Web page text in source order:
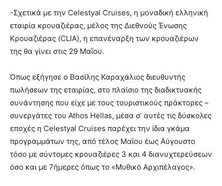
-Σχετικά με την Celestyal Cruises, η μοναδική ελληνική
εταιρία κρουαζιέρας, μέλος της Διεθνούς Ένωσης
Κρουαζιέρας (CLIA), η επανέναρξη των κρουαζιέρων
της θα γίνει στις 29 Μαΐου.
Όπως εξήγησε ο Βασίλης Καραχάλιος διευθυντής
πωλήσεων της εταιρίας, στο πλαίσιο της διαδικτυακής
συνάντησης που είχε με τους τουριστικούς πράκτορες –
συνεργάτες του Athos Hellas, μέσα σ’ αυτές τις δύσκολες
εποχές η Celestyal Cruises παρέχει την ίδια γκάμα
προγραμμάτων της, από τέλος Μαΐου έως Αύγουστο
τόσο με σύντομες κρουαζιέρες 3 και 4 διανυχτερεύσεων
όσο και με 7ήμερες όπως το «Μυθικό Αρχιπέλαγος».